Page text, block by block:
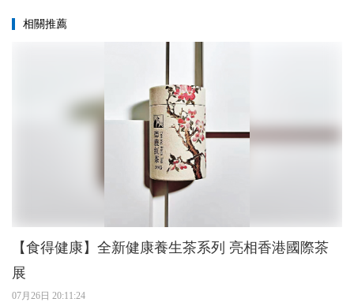
相關推薦
【食得健康】全新健康養生茶系列 亮相香港國際茶
展
07月26日 20:11:24